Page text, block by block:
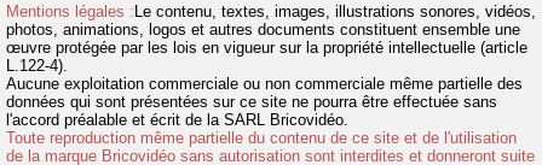
Mentions légales :Le contenu, textes, images, illustrations sonores, vidéos,
photos, animations, logos et autres documents constituent ensemble une
œuvre protégée par les lois en vigueur sur la propriété intellectuelle (article
L.122-4).
Aucune exploitation commerciale ou non commerciale même partielle des
données qui sont présentées sur ce site ne pourra être effectuée sans
l'accord préalable et écrit de la SARL Bricovidéo.
Toute reproduction même partielle du contenu de ce site et de l'utilisation
de la marque Bricovidéo sans autorisation sont interdites et donneront suite